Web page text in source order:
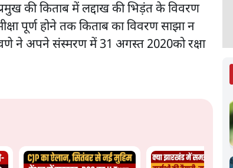
की किताब में लद्दाख की भिड़ंत के विवरण
पूर्ण होने तक किताब का विवरण साझा न
ने अपने संस्मरण में 31 अगस्त 2020को रक्षा